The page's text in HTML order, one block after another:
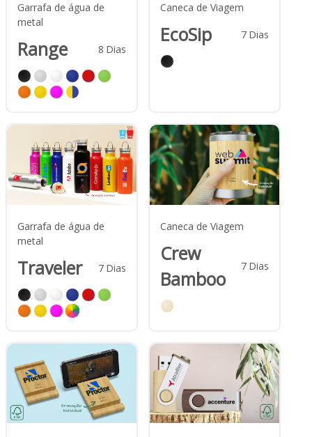
Garrafa de água de
metal
Range 8 Dias
Caneca de Viagem
EcoSip 7 Dias
Garrafa de água de
metal
Traveler 7 Dias
Caneca de Viagem
Crew
Bamboo
7 Dias